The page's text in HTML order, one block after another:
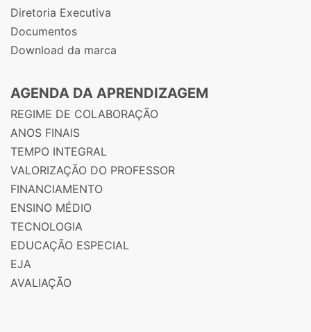
Diretoria Executiva
Documentos
Download da marca
AGENDA DA APRENDIZAGEM
REGIME DE COLABORAÇÃO
ANOS FINAIS
TEMPO INTEGRAL
VALORIZAÇÃO DO PROFESSOR
FINANCIAMENTO
ENSINO MÉDIO
TECNOLOGIA
EDUCAÇÃO ESPECIAL
EJA
AVALIAÇÃO